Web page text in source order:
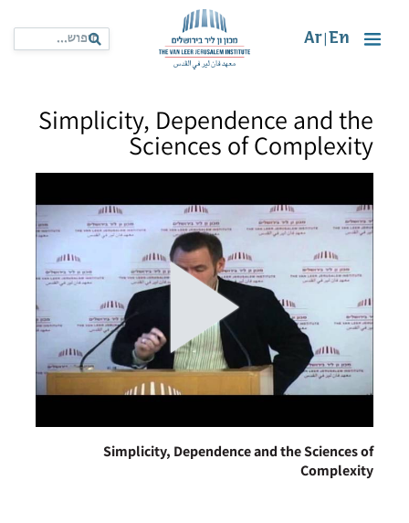
En
Ar
Simplicity, Dependence and the
Sciences of Complexity
Simplicity, Dependence and the Sciences of
Complexity